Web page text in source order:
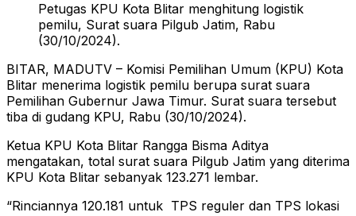
Petugas KPU Kota Blitar menghitung logistik
pemilu, Surat suara Pilgub Jatim, Rabu
(30/10/2024).
BITAR, MADUTV – Komisi Pemilihan Umum (KPU) Kota
Blitar menerima logistik pemilu berupa surat suara
Pemilihan Gubernur Jawa Timur. Surat suara tersebut
tiba di gudang KPU, Rabu (30/10/2024).
Ketua KPU Kota Blitar Rangga Bisma Aditya
mengatakan, total surat suara Pilgub Jatim yang diterima
KPU Kota Blitar sebanyak 123.271 lembar.
“Rinciannya 120.181 untuk TPS reguler dan TPS lokasi